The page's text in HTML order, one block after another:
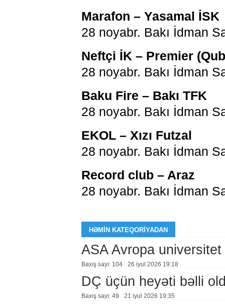
Marafon – Yasamal İSK
28 noyabr. Bakı İdman
Neftçi İK – Premier
28 noyabr. Bakı İdman
Baku Fire – Bakı TFK
28 noyabr. Bakı İdman
EKOL – Xızı Futzal
28 noyabr. Bakı İdman
Record club – Araz
28 noyabr. Bakı İdman
HƏMIN KATEQORIYADAN
ASA Avropa universitet
Baxış sayı: 104 26 i̇yul 2026 19:18
DÇ üçün heyəti bəlli
Baxış sayı: 49 21 i̇yul 2026 19:35